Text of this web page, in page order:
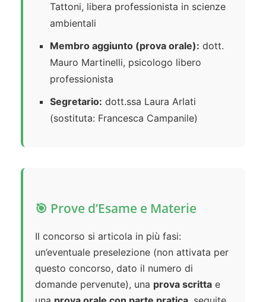
Tattoni, libera professionista in scienze
ambientali
Membro aggiunto (prova orale): dott.
Mauro Martinelli, psicologo libero
professionista
Segretario: dott.ssa Laura Arlati
(sostituta: Francesca Campanile)
🎯 Prove d’Esame e Materie
Il concorso si articola in più fasi:
un’eventuale preselezione (non attivata per
questo concorso, dato il numero di
domande pervenute), una prova scritta e